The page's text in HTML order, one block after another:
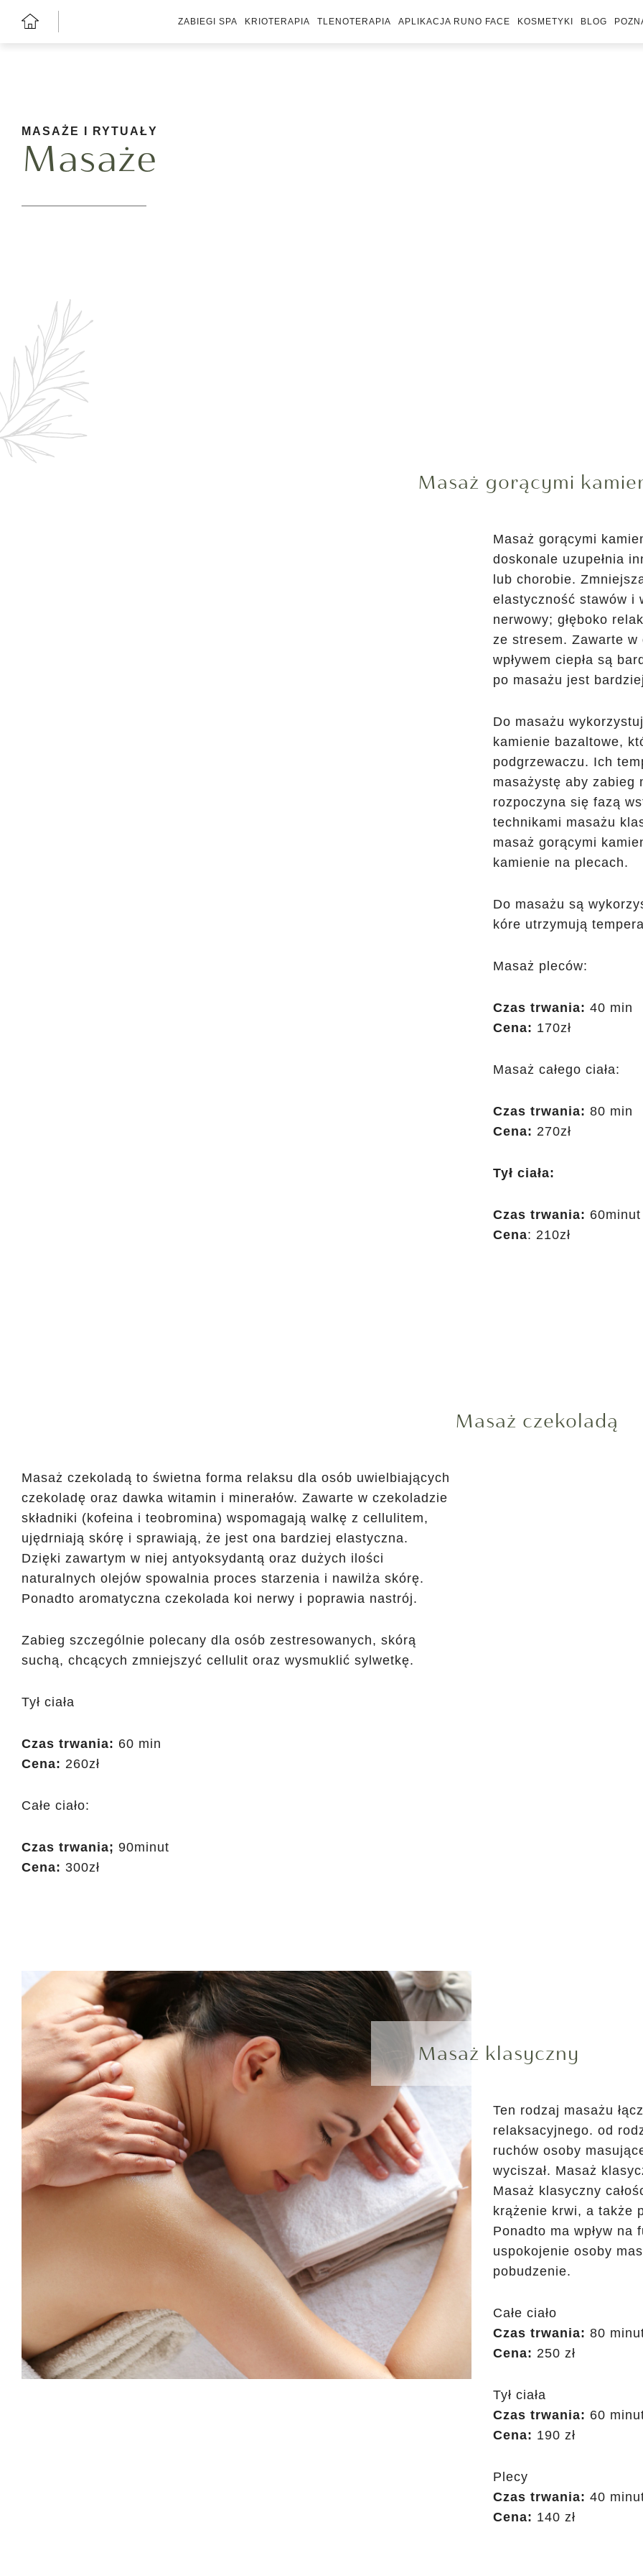
ZABIEGI SPA KRIOTERAPIA TLENOTERAPIA APLIKACJA RUNO FACE KOSMETYKI BLOG
MASAŻE I RYTUAŁY
Masaże
Masaż gorącymi
Masaż gorącymi
doskonale uzupełnia
lub chorobie.
elastyczność stawów i
nerwowy; głęboko
ze stresem. Zawarte w
wpływem ciepła są
po masażu jest
Do masażu
kamienie bazaltowe,
podgrzewaczu. Ich
masażystę aby zabieg
rozpoczyna się fazą
technikami masażu
masaż gorącymi
kamienie na plecach.
Do masażu są
kóre utrzymują
Masaż pleców:
Czas trwania: 40 min
Cena: 170zł
Masaż całego ciała:
Czas trwania: 80 min
Cena: 270zł
Tył ciała:
Czas trwania: 60minut
Cena: 210zł
Masaż czekoladą
Masaż czekoladą to świetna forma relaksu dla osób uwielbiających
czekoladę oraz dawka witamin i minerałów. Zawarte w czekoladzie
składniki (kofeina i teobromina) wspomagają walkę z cellulitem,
ujędrniają skórę i sprawiają, że jest ona bardziej elastyczna.
Dzięki zawartym w niej antyoksydantą oraz dużych ilości
naturalnych olejów spowalnia proces starzenia i nawilża skórę.
Ponadto aromatyczna czekolada koi nerwy i poprawia nastrój.
Zabieg szczególnie polecany dla osób zestresowanych, skórą
suchą, chcących zmniejszyć cellulit oraz wysmuklić sylwetkę.
Tył ciała
Czas trwania: 60 min
Cena: 260zł
Całe ciało:
Czas trwania; 90minut
Cena: 300zł
Masaż klasyczny
Ten rodzaj masażu
relaksacyjnego. od
ruchów osoby
wyciszał. Masaż
Masaż klasyczny
krążenie krwi, a także
Ponadto ma wpływ na
uspokojenie osoby
pobudzenie.
Całe ciało
Czas trwania: 80
Cena: 250 zł
Tył ciała
Czas trwania: 60
Cena: 190 zł
Plecy
Czas trwania: 40
Cena: 140 zł